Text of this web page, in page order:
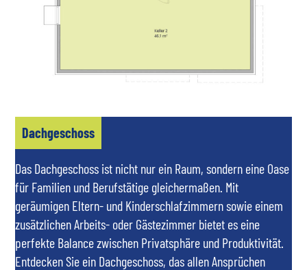
Dachgeschoss
Das Dachgeschoss ist nicht nur ein Raum, sondern eine Oase
für Familien und Berufstätige gleichermaßen. Mit
geräumigen Eltern- und Kinderschlafzimmern sowie einem
zusätzlichen Arbeits- oder Gästezimmer bietet es eine
perfekte Balance zwischen Privatsphäre und Produktivität.
Entdecken Sie ein Dachgeschoss, das allen Ansprüchen